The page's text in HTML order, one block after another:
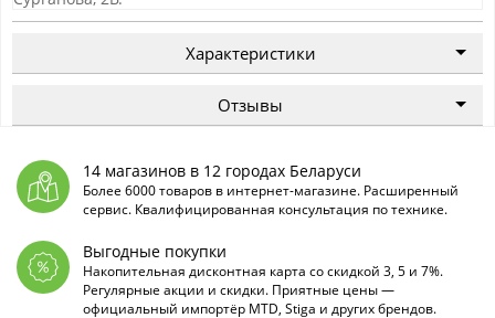
Характеристики
Отзывы
14 магазинов в 12 городах Беларуси
Более 6000 товаров в интернет-магазине. Расширенный
сервис. Квалифицированная консультация по технике.
Выгодные покупки
Накопительная дисконтная карта со скидкой 3, 5 и 7%.
Регулярные акции и скидки. Приятные цены —
официальный импортёр MTD, Stiga и других брендов.